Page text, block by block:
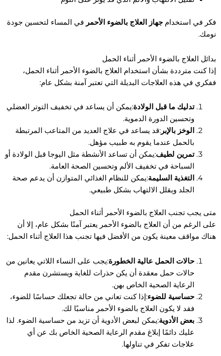
فكر في استخدام جهاز العلاج بالضوء الأحمر في المساء لتحسين جودة
نومك.
بدائل العلاج بالضوء الأحمر أثناء الحمل
إذا كنت مترددة بشأن استخدام العلاج بالضوء الأحمر أثناء الحمل،
ففكري في هذه العلاجات البديلة التي تعتبر آمنة بشكل عام:
تدليك ما قبل الولادة:يمكن أن يساعد في تخفيف التوتر العضلي
وتحسين الدورة الدموية.
الوخز بالإبر :قد يساعد في علاج العديد من المتاعب المرتبطة
بالحمل عندما يقوم به طبيب مؤهل.
تمرين لطيف:يمكن أن تساعد الأنشطة مثل اليوجا قبل الولادة أو
السباحة في تخفيف الألم وتحسين الصحة العامة.
التغذية السليمة:يمكن للنظام الغذائي المتوازن أن يدعم صحة
الجلد ويقلل الالتهاب بشكل طبيعي.
متى يجب تجنب العلاج بالضوء الأحمر أثناء الحمل
على الرغم من أن العلاج بالضوء الأحمر يعتبر آمنًا بشكل عام، إلا أن
هناك مواقف معينة يكون من الأفضل فيها تجنب هذا العلاج أثناء الحمل:
حالات الحمل عالية الخطورة:يجب على النساء اللاتي يعانين من
حالات حمل معقدة أن يكن حذرات للغاية ويستشرن مقدم
الرعاية الصحية الخاص بهن.
حساسية للضوء:إذا كنت تعاني من حالة تجعلك حساسًا للضوء،
فقد لا يكون العلاج بالضوء الأحمر مناسبًا لك.
بعض الأدوية:يمكن لبعض الأدوية أن تزيد من حساسية الضوء. لذا
عليك دائمًا إبلاغ مقدم الرعاية الصحية الخاص بك عن أي
علاجات تفكر في تناولها.